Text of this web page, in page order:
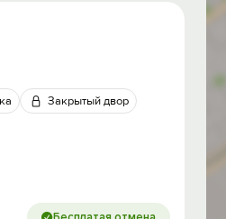
Закрытый двор